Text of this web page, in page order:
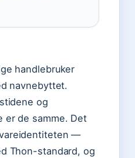
handlebruker
navnebyttet.
og
er de samme. Det
—
Thon-standard, og